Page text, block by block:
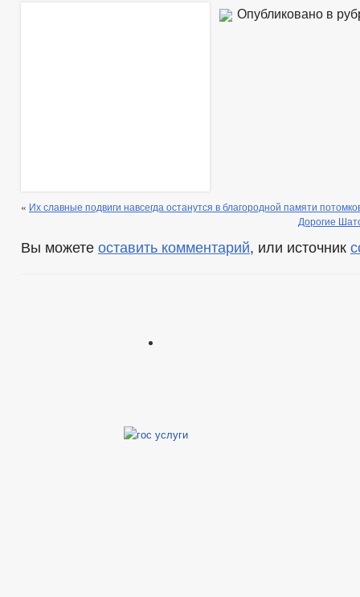
Опубликовано в
« Их славные подвиги навсегда останутся в благородной памяти
Дорогие
Вы можете оставить комментарий, или источник